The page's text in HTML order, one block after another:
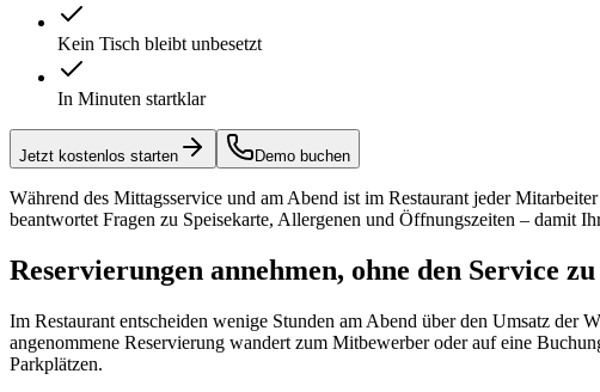
Kein Tisch bleibt unbesetzt
In Minuten startklar
Jetzt kostenlos starten Demo buchen
Während des Mittagsservice und am Abend ist im Restaurant jeder
beantwortet Fragen zu Speisekarte, Allergenen und Öffnungszeiten – damit
Reservierungen annehmen, ohne den Service
Im Restaurant entscheiden wenige Stunden am Abend über den Umsatz der
angenommene Reservierung wandert zum Mitbewerber oder auf eine
Parkplätzen.